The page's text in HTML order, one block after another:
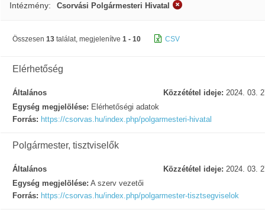
Intézmény: Csorvási Polgármesteri Hivatal
Összesen 13 találat, megjelenítve 1 - 10 CSV
Elérhetőség
Általános Közzététel ideje: 2024. 03.
Egység megjelölése: Elérhetőségi adatok
Forrás: https://csorvas.hu/index.php/polgarmesteri-hivatal
Polgármester, tisztviselők
Általános Közzététel ideje: 2024. 03.
Egység megjelölése: A szerv vezetői
Forrás: https://csorvas.hu/index.php/polgarmester-tisztsegviselok